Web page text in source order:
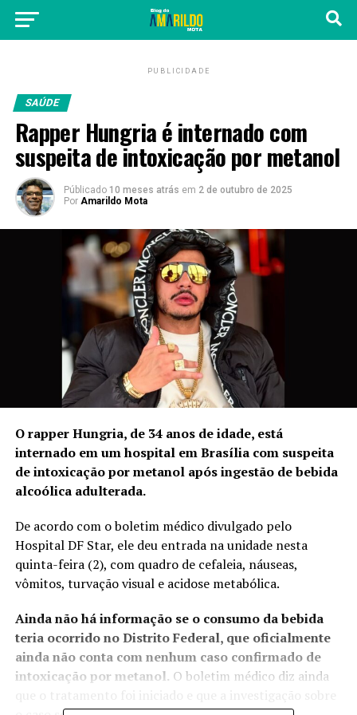
PUBLICIDADE
SAÚDE
Rapper Hungria é internado com
suspeita de intoxicação por metanol
Públicado 10 meses atrás em 2 de outubro de 2025
Por Amarildo Mota
O rapper Hungria, de 34 anos de idade, está
internado em um hospital em Brasília com suspeita
de intoxicação por metanol após ingestão de bebida
alcoólica adulterada.
De acordo com o boletim médico divulgado pelo
Hospital DF Star, ele deu entrada na unidade nesta
quinta-feira (2), com quadro de cefaleia, náuseas,
vômitos, turvação visual e acidose metabólica.
Ainda não há informação se o consumo da bebida
teria ocorrido no Distrito Federal, que oficialmente
ainda não conta com nenhum caso confirmado de
intoxicação por metanol. O boletim médico diz ainda